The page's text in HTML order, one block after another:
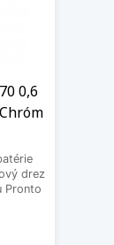
0,6
drez
Pronto